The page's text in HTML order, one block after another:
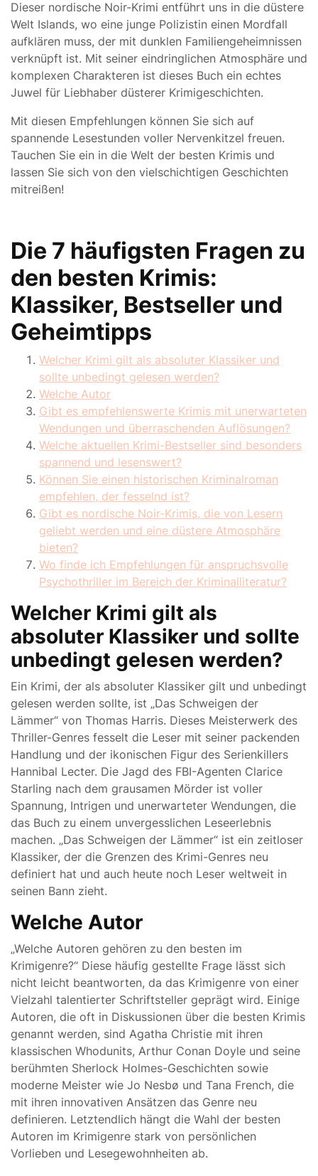
Dieser nordische Noir-Krimi entführt uns in die düstere
Welt Islands, wo eine junge Polizistin einen Mordfall
aufklären muss, der mit dunklen Familiengeheimnissen
verknüpft ist. Mit seiner eindringlichen Atmosphäre und
komplexen Charakteren ist dieses Buch ein echtes
Juwel für Liebhaber düsterer Krimigeschichten.
Mit diesen Empfehlungen können Sie sich auf
spannende Lesestunden voller Nervenkitzel freuen.
Tauchen Sie ein in die Welt der besten Krimis und
lassen Sie sich von den vielschichtigen Geschichten
mitreißen!
Die 7 häufigsten Fragen zu
den besten Krimis:
Klassiker, Bestseller und
Geheimtipps
Welcher Krimi gilt als absoluter Klassiker und
sollte unbedingt gelesen werden?
Welche Autor
Gibt es empfehlenswerte Krimis mit unerwarteten
Wendungen und überraschenden Auflösungen?
Welche aktuellen Krimi-Bestseller sind besonders
spannend und lesenswert?
Können Sie einen historischen Kriminalroman
empfehlen, der fesselnd ist?
Gibt es nordische Noir-Krimis, die von Lesern
geliebt werden und eine düstere Atmosphäre
bieten?
Wo finde ich Empfehlungen für anspruchsvolle
Psychothriller im Bereich der Kriminalliteratur?
Welcher Krimi gilt als
absoluter Klassiker und sollte
unbedingt gelesen werden?
Ein Krimi, der als absoluter Klassiker gilt und unbedingt
gelesen werden sollte, ist „Das Schweigen der
Lämmer“ von Thomas Harris. Dieses Meisterwerk des
Thriller-Genres fesselt die Leser mit seiner packenden
Handlung und der ikonischen Figur des Serienkillers
Hannibal Lecter. Die Jagd des FBI-Agenten Clarice
Starling nach dem grausamen Mörder ist voller
Spannung, Intrigen und unerwarteter Wendungen, die
das Buch zu einem unvergesslichen Leseerlebnis
machen. „Das Schweigen der Lämmer“ ist ein zeitloser
Klassiker, der die Grenzen des Krimi-Genres neu
definiert hat und auch heute noch Leser weltweit in
seinen Bann zieht.
Welche Autor
„Welche Autoren gehören zu den besten im
Krimigenre?“ Diese häufig gestellte Frage lässt sich
nicht leicht beantworten, da das Krimigenre von einer
Vielzahl talentierter Schriftsteller geprägt wird. Einige
Autoren, die oft in Diskussionen über die besten Krimis
genannt werden, sind Agatha Christie mit ihren
klassischen Whodunits, Arthur Conan Doyle und seine
berühmten Sherlock Holmes-Geschichten sowie
moderne Meister wie Jo Nesbø und Tana French, die
mit ihren innovativen Ansätzen das Genre neu
definieren. Letztendlich hängt die Wahl der besten
Autoren im Krimigenre stark von persönlichen
Vorlieben und Lesegewohnheiten ab.